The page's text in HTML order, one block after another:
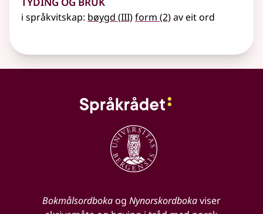
i språkvitskap: bøygd (3
III)form (2)av eit ord
Bokmålsordbokaog Nynorskordbokaviser